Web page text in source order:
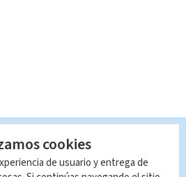
cookies
de usuario y entrega de